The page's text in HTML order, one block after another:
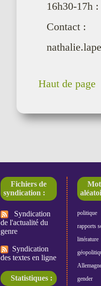
16h30-17h
Contact :
Haut de page
Fichiers de
syndication :
Syndication
de l'actualité du
genre
Syndication
des textes en ligne
Statistiques :
politique
rapports
littérature
gender